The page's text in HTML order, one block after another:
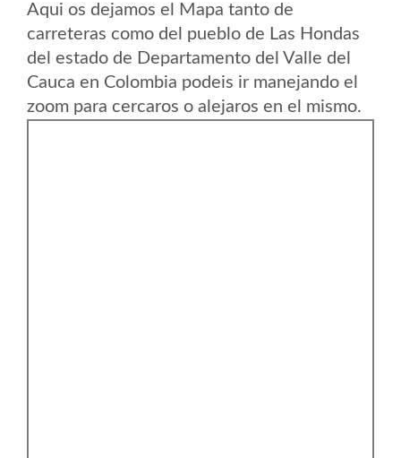
Aqui os dejamos el Mapa tanto de
carreteras como del pueblo de Las Hondas
del estado de Departamento del Valle del
Cauca en Colombia podeis ir manejando el
zoom para cercaros o alejaros en el mismo.